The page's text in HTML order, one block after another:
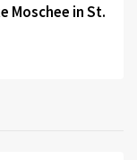
Moschee in St.